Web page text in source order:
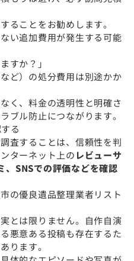
ることをお勧めします。
い追加費用が発生する可能
すか？」
ど）の処分費用は別途かか
く、料金の透明性と明確さ
ブル防止につながります。
る
査することは、信頼性を判
ターネット上の レビューサ
SNSでの評価などを確認
の優良遺品整理業者リスト
とは限りません。自作自演
悪意ある投稿も存在するた
ります。